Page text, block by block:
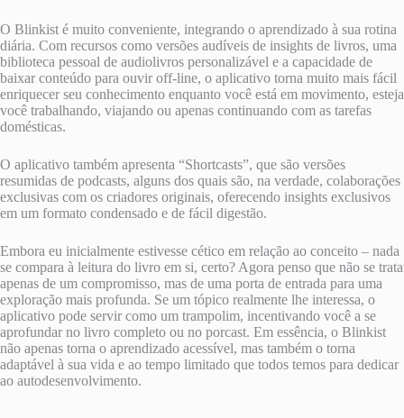
O Blinkist é muito conveniente, integrando o aprendizado à sua rotina
diária. Com recursos como versões audíveis de insights de livros, uma
biblioteca pessoal de audiolivros personalizável e a capacidade de
baixar conteúdo para ouvir off-line, o aplicativo torna muito mais fácil
enriquecer seu conhecimento enquanto você está em movimento, esteja
você trabalhando, viajando ou apenas continuando com as tarefas
domésticas.
O aplicativo também apresenta “Shortcasts”, que são versões
resumidas de podcasts, alguns dos quais são, na verdade, colaborações
exclusivas com os criadores originais, oferecendo insights exclusivos
em um formato condensado e de fácil digestão.
Embora eu inicialmente estivesse cético em relação ao conceito – nada
se compara à leitura do livro em si, certo? Agora penso que não se trata
apenas de um compromisso, mas de uma porta de entrada para uma
exploração mais profunda. Se um tópico realmente lhe interessa, o
aplicativo pode servir como um trampolim, incentivando você a se
aprofundar no livro completo ou no porcast. Em essência, o Blinkist
não apenas torna o aprendizado acessível, mas também o torna
adaptável à sua vida e ao tempo limitado que todos temos para dedicar
ao autodesenvolvimento.